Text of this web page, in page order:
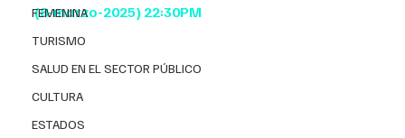
FEMENINA
TURISMO
SALUD EN EL SECTOR PÚBLICO
CULTURA
ESTADOS
(8-marzo-2025) 22:30PM